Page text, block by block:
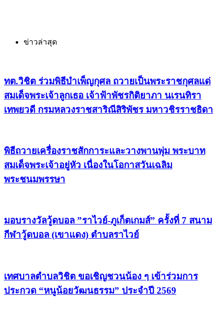
ข่าวล่าสุด
ทต.วิชิต ร่วมพิธีบำเพ็ญกุศล ถวายเป็นพระราชกุศลแด่
สมเด็จพระเจ้าลูกเธอ เจ้าฟ้าพัชรกิติยาภา นเรนทิรา
เทพยวดี กรมหลวงราชสาริณีสิริพัชร มหาวชิรราชธิดา
พิธีถวายเครื่องราชสักการะและวางพานพุ่ม พระบาท
สมเด็จพระเจ้าอยู่หัว เนื่องในโอกาสวันเฉลิม
พระชนมพรรษา
มอบรางวัลวู้ดบอล ”ราไวย์-ภูเก็ตเกมส์” ครั้งที่ 7 สนาม
กีฬาวู้ดบอล (เขาแดง) ตำบลราไวย์
เทศบาลตำบลวิชิต ขอเชิญชวนน้อง ๆ เข้าร่วมการ
ประกวด “หนูน้อยวัฒนธรรม” ประจำปี 2569